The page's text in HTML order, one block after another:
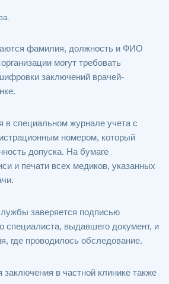
фамилия, должность и ФИО
могут требовать
заключений врачей-
в специальном журнале учета с
номером, который
допуска. На бумаге
и печати всех медиков, указанных
заверяется подписью
специалиста, выдавшего документ, и
где проводилось обследование.
в частной клинике также